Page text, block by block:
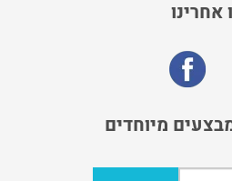
אחרינו
מיוחדים